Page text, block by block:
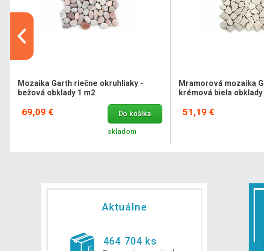
Mozaika Garth riečne okruhliaky -
bežová obklady 1 m2
69,09 € Do košíka
skladom
Mramorová mozaika
krémová biela obklady
51,19 €
Aktuálne
464 704 ks